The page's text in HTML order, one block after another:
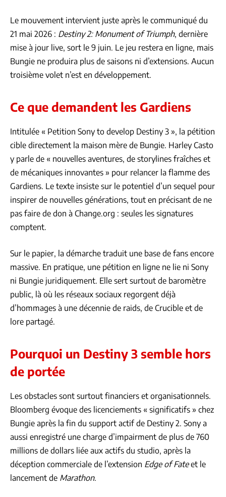
Le mouvement intervient juste après le communiqué du
21 mai 2026 : Destiny 2: Monument of Triumph, dernière
mise à jour live, sort le 9 juin. Le jeu restera en ligne, mais
Bungie ne produira plus de saisons ni d’extensions. Aucun
troisième volet n’est en développement.
Ce que demandent les Gardiens
Intitulée « Petition Sony to develop Destiny 3 », la pétition
cible directement la maison mère de Bungie. Harley Casto
y parle de « nouvelles aventures, de storylines fraîches et
de mécaniques innovantes » pour relancer la flamme des
Gardiens. Le texte insiste sur le potentiel d’un sequel pour
inspirer de nouvelles générations, tout en précisant de ne
pas faire de don à Change.org : seules les signatures
comptent.
Sur le papier, la démarche traduit une base de fans encore
massive. En pratique, une pétition en ligne ne lie ni Sony
ni Bungie juridiquement. Elle sert surtout de baromètre
public, là où les réseaux sociaux regorgent déjà
d’hommages à une décennie de raids, de Crucible et de
lore partagé.
Pourquoi un Destiny 3 semble hors
de portée
Les obstacles sont surtout financiers et organisationnels.
Bloomberg évoque des licenciements « significatifs » chez
Bungie après la fin du support actif de Destiny 2. Sony a
aussi enregistré une charge d’impairment de plus de 760
millions de dollars liée aux actifs du studio, après la
déception commerciale de l’extension Edge of Fateet le
lancement de Marathon.